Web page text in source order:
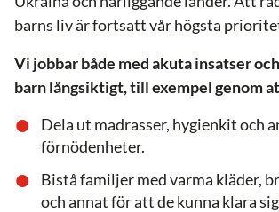
barns liv är fortsatt vår högsta
Vi jobbar både med akuta insatser
barn långsiktigt, till exempel genom
Dela ut madrasser, hygienkit och
förnödenheter.
Bistå familjer med varma kläder,
och annat för att de kunna klara